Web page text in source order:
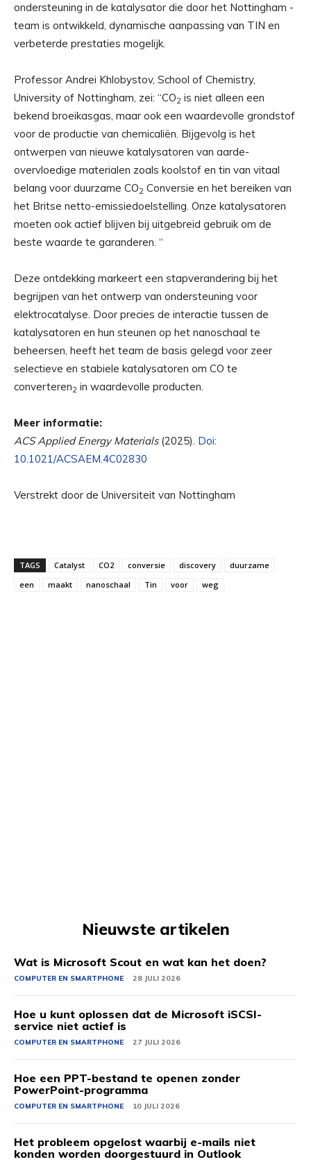
ondersteuning in de katalysator die door het Nottingham -
team is ontwikkeld, dynamische aanpassing van TIN en
verbeterde prestaties mogelijk.
Professor Andrei Khlobystov, School of Chemistry,
University of Nottingham, zei: “CO2 is niet alleen een
bekend broeikasgas, maar ook een waardevolle grondstof
voor de productie van chemicaliën. Bijgevolg is het
ontwerpen van nieuwe katalysatoren van aarde-
overvloedige materialen zoals koolstof en tin van vitaal
belang voor duurzame CO2 Conversie en het bereiken van
het Britse netto-emissiedoelstelling. Onze katalysatoren
moeten ook actief blijven bij uitgebreid gebruik om de
beste waarde te garanderen. “
Deze ontdekking markeert een stapverandering bij het
begrijpen van het ontwerp van ondersteuning voor
elektrocatalyse. Door precies de interactie tussen de
katalysatoren en hun steunen op het nanoschaal te
beheersen, heeft het team de basis gelegd voor zeer
selectieve en stabiele katalysatoren om CO te
converteren2 in waardevolle producten.
Meer informatie:
ACS Applied Energy Materials(2025). Doi:
10.1021/ACSAEM.4C02830
Verstrekt door de Universiteit van Nottingham
TAGS Catalyst CO2 conversie discovery
duurzame
een
maakt nanoschaal Tin voor weg
Nieuwste artikelen
Wat is Microsoft Scout en wat kan het doen?
COMPUTER EN SMARTPHONE 28 JULI 2026
Hoe u kunt oplossen dat de Microsoft iSCSI-
service niet actief is
COMPUTER EN SMARTPHONE 27 JULI 2026
Hoe een PPT-bestand te openen zonder
PowerPoint-programma
COMPUTER EN SMARTPHONE 10 JULI 2026
Het probleem opgelost waarbij e-mails niet
konden worden doorgestuurd in Outlook